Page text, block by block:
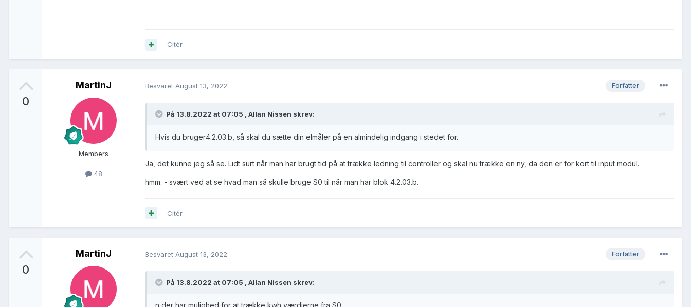
Citér
0
MartinJ
Members
48
Forfatter
Besvaret August 13, 2022
På 13.8.2022 at 07:05 , Allan Nissen skrev:
Hvis du bruger4.2.03.b, så skal du sætte din elmåler på en almindelig indgang i stedet for.
Ja, det kunne jeg så se. Lidt surt når man har brugt tid på at trække ledning til controller og skal nu trække en ny, da den er for kort til input modul.
hmm. - svært ved at se hvad man så skulle bruge S0 til når man har blok 4.2.03.b.
Citér
0
MartinJ Forfatter
Besvaret August 13, 2022
På 13.8.2022 at 07:05 , Allan Nissen skrev:
n der har mulighed for at trække kwh værdierne fra S0